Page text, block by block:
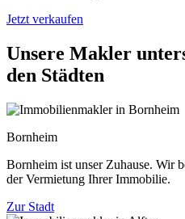
Jetzt verkaufen
Unsere Makler
den Städten
Bornheim
Bornheim ist unser Zuhause. Wir
der Vermietung Ihrer Immobilie.
Zur Stadt